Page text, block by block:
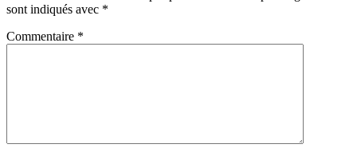
sont indiqués avec *
Commentaire *